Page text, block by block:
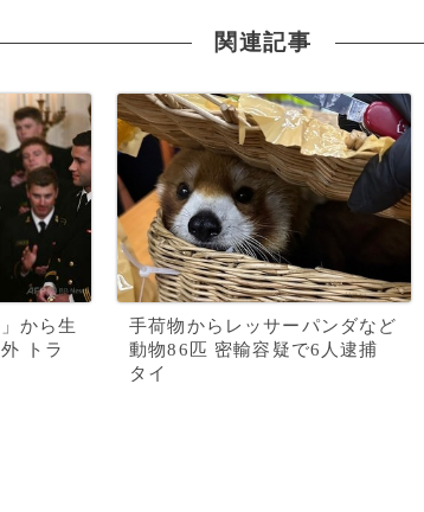
関連記事
から生
トラ
手荷物からレッサーパンダなど
動物86匹 密輸容疑で6人逮捕
タイ